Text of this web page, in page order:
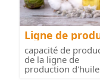
Ligne de
n d'huile de
capacité de
de la ligne de
production